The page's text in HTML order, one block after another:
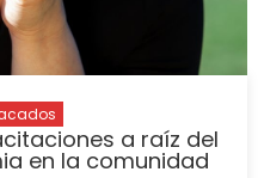
a raíz del
en la comunidad